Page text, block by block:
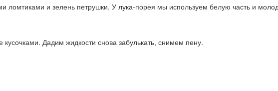
и зелень петрушки. У лука-порея мы используем белую часть и
Дадим жидкости снова забулькать, снимем пену.